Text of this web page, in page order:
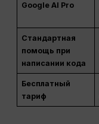
Google AI Pro
Стандартная
помощь при
написании кода
Бесплатный
тариф